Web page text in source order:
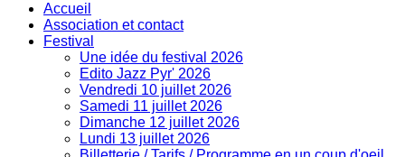
Accueil
Association et contact
Festival
Une idée du festival 2026
Edito Jazz Pyr' 2026
Vendredi 10 juillet 2026
Samedi 11 juillet 2026
Dimanche 12 juillet 2026
Lundi 13 juillet 2026